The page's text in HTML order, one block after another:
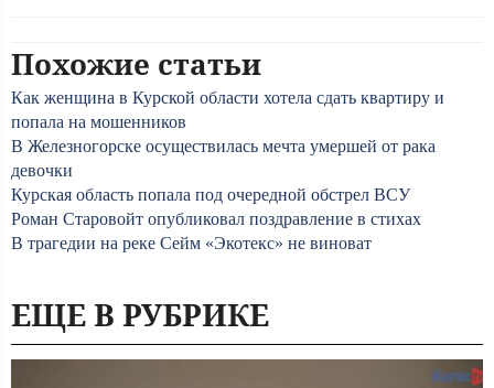
Похожие статьи
Как женщина в Курской области хотела сдать квартиру и
попала на мошенников
В Железногорске осуществилась мечта умершей от рака
девочки
Курская область попала под очередной обстрел ВСУ
Роман Старовойт опубликовал поздравление в стихах
В трагедии на реке Сейм «Экотекс» не виноват
ЕЩЕ В РУБРИКЕ